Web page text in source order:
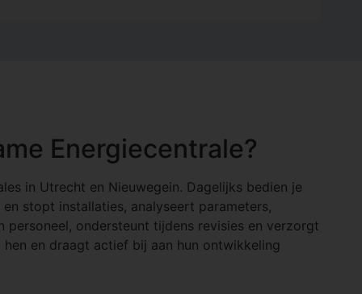
Energiecentrale?
in Utrecht en Nieuwegein. Dagelijks bedien je
stopt installaties, analyseert parameters,
ondersteunt tijdens revisies en verzorgt
en draagt actief bij aan hun ontwikkeling